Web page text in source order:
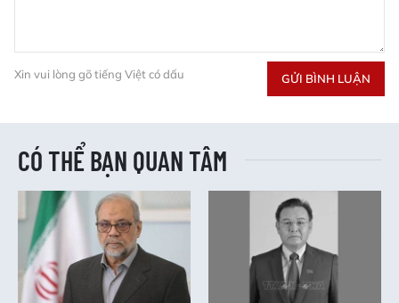
Xin vui lòng gõ tiếng Việt có dấu GỬI BÌNH LUẬN
CÓ THỂ BẠN QUAN TÂM